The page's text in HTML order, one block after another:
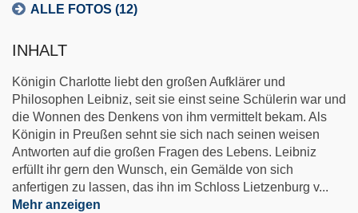
ALLE FOTOS (12)
INHALT
Königin Charlotte liebt den großen Aufklärer und
Philosophen Leibniz, seit sie einst seine Schülerin war und
die Wonnen des Denkens von ihm vermittelt bekam. Als
Königin in Preußen sehnt sie sich nach seinen weisen
Antworten auf die großen Fragen des Lebens. Leibniz
erfüllt ihr gern den Wunsch, ein Gemälde von sich
anfertigen zu lassen, das ihn im Schloss Lietzenburg v...
Mehr anzeigen